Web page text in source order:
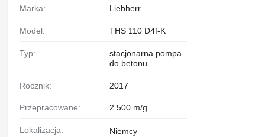
Marka: Liebherr
Model: THS 110 D4f-K
Typ:
stacjonarna pompa
do betonu
Rocznik: 2017
Przepracowane: 2 500 m/g
Lokalizacja:
Niemcy